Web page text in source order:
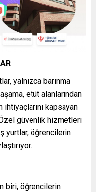
yalnızca barınma
etüt alanlarından
kapsayan
güvenlik hizmetleri
yurtlar, öğrencilerin
biri, öğrencilerin